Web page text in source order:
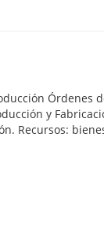
Órdenes
y
Recursos: